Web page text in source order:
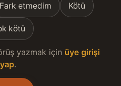
Fark etmedim Kötü
kötü
yazmak için üye girişi
yap.